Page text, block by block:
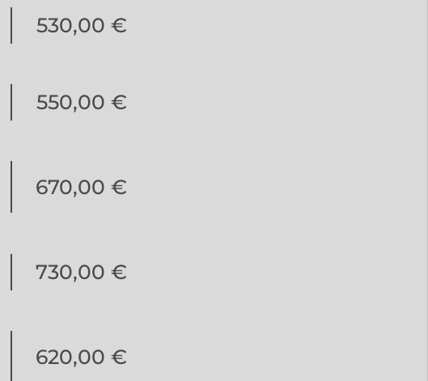
530,00 €
550,00 €
670,00 €
730,00 €
620,00 €